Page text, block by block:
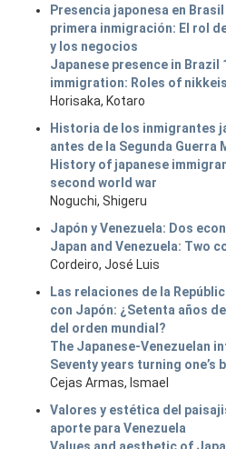
Presencia japonesa en
primera inmigración: El rol
y los negocios
Japanese presence in
immigration: Roles of
Horisaka, Kotaro
Historia de los inmigrantes
antes de la Segunda Guerra
History of japanese
second world war
Noguchi, Shigeru
Japón y Venezuela: Dos
Japan and Venezuela: Two
Cordeiro, José Luis
Las relaciones de la
con Japón: ¿Setenta años
del orden mundial?
The Japanese-Venezuelan
Seventy years turning one’s
Cejas Armas, Ismael
Valores y estética del
aporte para Venezuela